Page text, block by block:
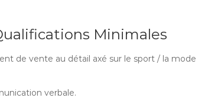
Minimales
de vente au détail axé sur le sport / la mode
verbale.